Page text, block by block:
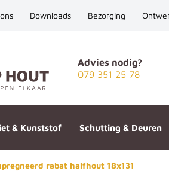
Downloads Bezorging
Advies nodig?
079 351 25 78
& Kunststof Schutting & Deuren
rabat halfhout 18x131